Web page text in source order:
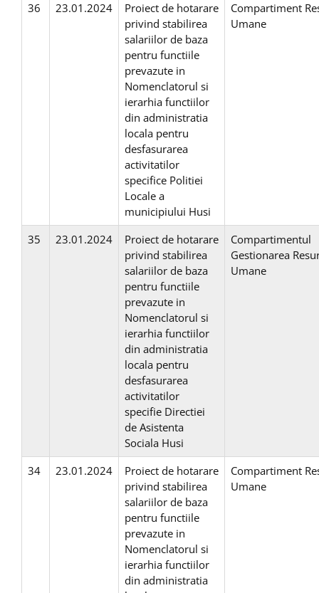
36
23.01.2024
Proiect de hotarare
privind stabilirea
salariilor de baza
pentru functiile
prevazute in
Nomenclatorul si
ierarhia functiilor
din administratia
locala pentru
desfasurarea
activitatilor
specifice Politiei
Locale a
municipiului Husi
Compartiment
Umane
35 23.01.2024
Proiect de hotarare
privind stabilirea
salariilor de baza
pentru functiile
prevazute in
Nomenclatorul si
ierarhia functiilor
din administratia
locala pentru
desfasurarea
activitatilor
specifie Directiei
de Asistenta
Sociala Husi
Compartimentul
Gestionarea
Umane
34 23.01.2024
Proiect de hotarare
privind stabilirea
salariilor de baza
pentru functiile
prevazute in
Nomenclatorul si
ierarhia functiilor
din administratia
Compartiment
Umane